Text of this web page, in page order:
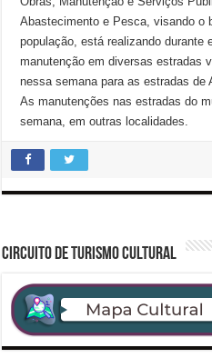
Abastecimento e Pesca, visando o
população, está realizando durante
manutenção em diversas estradas
nessa semana para as estradas de
As manutenções nas estradas do
semana, em outras localidades.
CIRCUITO DE TURISMO CULTURAL